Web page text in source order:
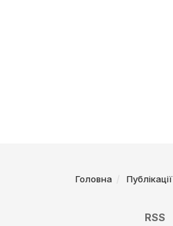
Головна Публікації
RSS